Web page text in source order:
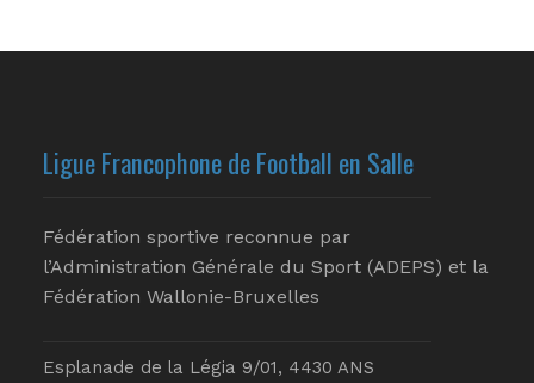
Ligue Francophone de Football en Salle
Fédération sportive reconnue par
l’Administration Générale du Sport (ADEPS) et la
Fédération Wallonie-Bruxelles
Esplanade de la Légia 9/01, 4430 ANS